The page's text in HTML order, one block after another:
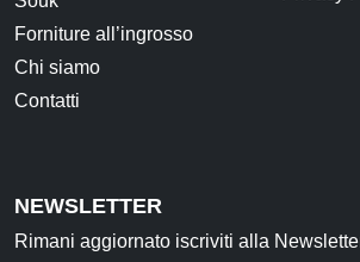
Forniture all’ingrosso
Chi siamo
Contatti
NEWSLETTER
Rimani aggiornato iscriviti alla